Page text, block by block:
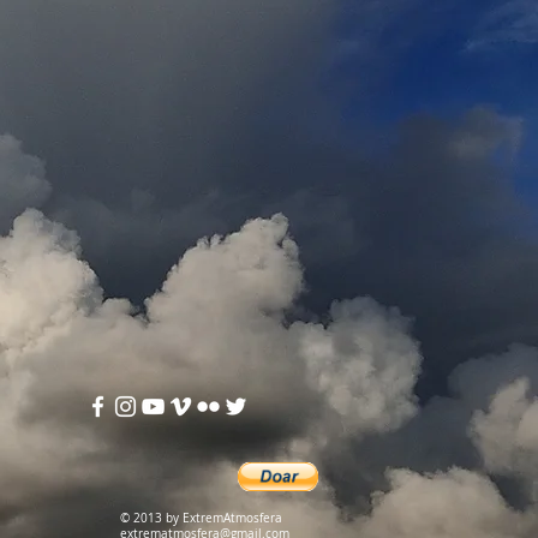
© 2013 by ExtremAtmosfera
extrematmosfera@gmail.com